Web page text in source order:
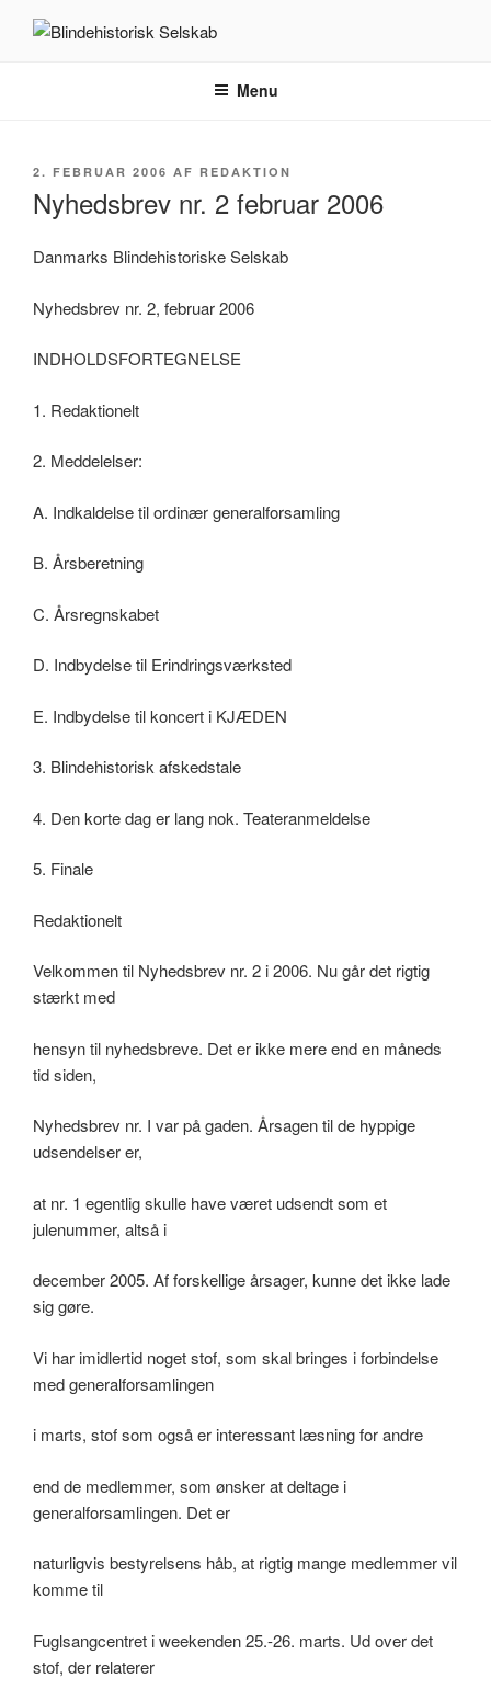
Menu
UDGIVET
2. FEBRUAR 2006 AF REDAKTION
Nyhedsbrev nr. 2 februar 2006
Danmarks Blindehistoriske Selskab
Nyhedsbrev nr. 2, februar 2006
INDHOLDSFORTEGNELSE
1. Redaktionelt
2. Meddelelser:
A. Indkaldelse til ordinær generalforsamling
B. Årsberetning
C. Årsregnskabet
D. Indbydelse til Erindringsværksted
E. Indbydelse til koncert i KJÆDEN
3. Blindehistorisk afskedstale
4. Den korte dag er lang nok. Teateranmeldelse
5. Finale
Redaktionelt
Velkommen til Nyhedsbrev nr. 2 i 2006. Nu går det rigtig
stærkt med
hensyn til nyhedsbreve. Det er ikke mere end en måneds
tid siden,
Nyhedsbrev nr. I var på gaden. Årsagen til de hyppige
udsendelser er,
at nr. 1 egentlig skulle have været udsendt som et
julenummer, altså i
december 2005. Af forskellige årsager, kunne det ikke lade
sig gøre.
Vi har imidlertid noget stof, som skal bringes i forbindelse
med generalforsamlingen
i marts, stof som også er interessant læsning for andre
end de medlemmer, som ønsker at deltage i
generalforsamlingen. Det er
naturligvis bestyrelsens håb, at rigtig mange medlemmer vil
komme til
Fuglsangcentret i weekenden 25.-26. marts. Ud over det
stof, der relaterer